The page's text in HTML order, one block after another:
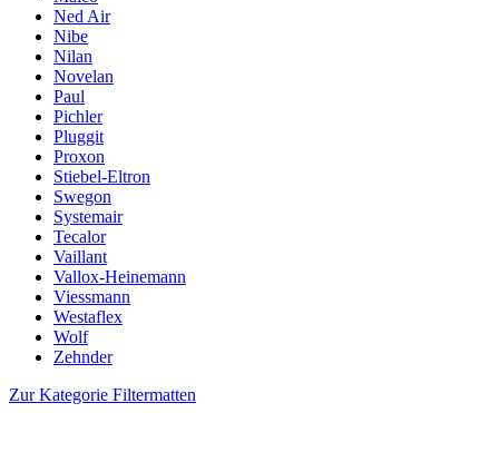
Ned Air
Nibe
Nilan
Novelan
Paul
Pichler
Pluggit
Proxon
Stiebel-Eltron
Swegon
Systemair
Tecalor
Vaillant
Vallox-Heinemann
Viessmann
Westaflex
Wolf
Zehnder
Zur Kategorie Filtermatten